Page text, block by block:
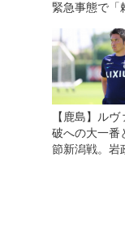
緊急事態で「
【鹿島】ル
破への大一番
節新潟戦。岩